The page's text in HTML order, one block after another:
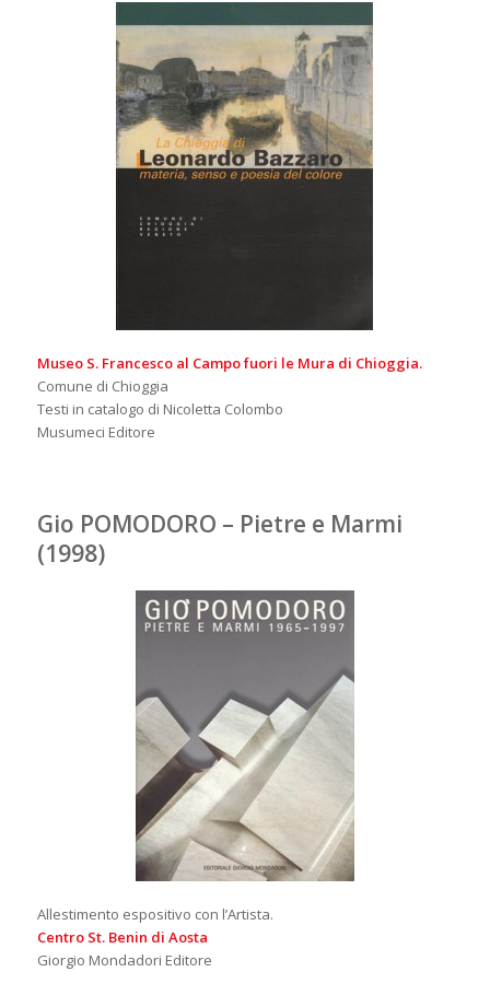
Museo S. Francesco al Campo fuori le Mura di Chioggia.
Comune di Chioggia
Testi in catalogo di Nicoletta Colombo
Musumeci Editore
Gio POMODORO – Pietre e Marmi
(1998)
Allestimento espositivo con l’Artista.
Centro St. Benin di Aosta
Giorgio Mondadori Editore